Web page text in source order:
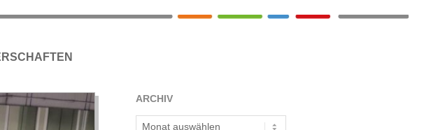
ARCHIV
Archiv